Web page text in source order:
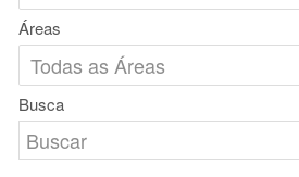
Áreas
Busca